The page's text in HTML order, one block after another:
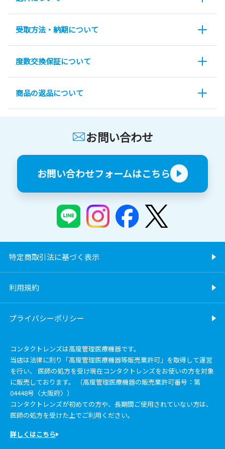
受取方法・納期について
度数交換保証について
商品の返品について
お問い合わせ
お問い合わせフォームはこちら
特定商取引法に基づく表示
利用規約
プライバシーポリシー
コンタクトレンズは高度管理医療機器です。
当店は法律に則り「高度管理医療機器等販売業許可」を取得して運営
を行い、 医師の処方を受け現在コンタクトレンズをお使いの方を対象
に販売しております。 （高度管理医療機器の販売業許可番号：第
04448号〈大阪府〉）
コンタクトレンズが初めての方や、長期間ご使用されていない方は、
医師の処方を受けた上でご利用ください。
詳しくはこちら